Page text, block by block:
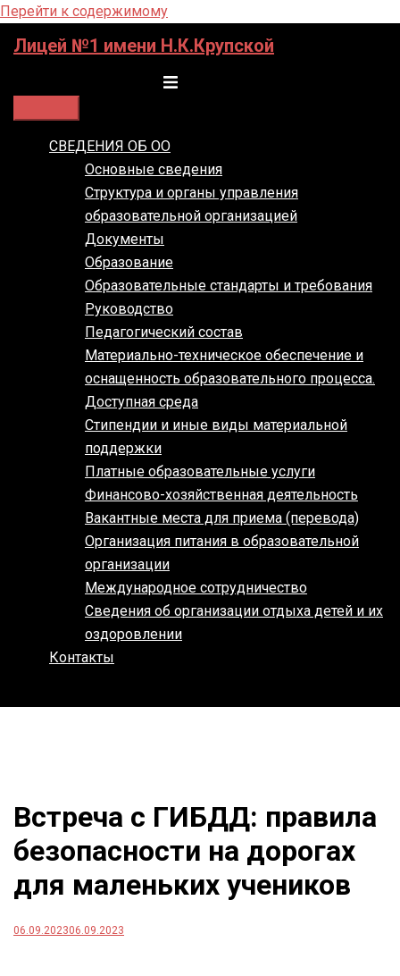
Перейти к содержимому
Лицей №1 имени Н.К.Крупской
СВЕДЕНИЯ ОБ ОО
Основные сведения
Структура и органы управления
образовательной организацией
Документы
Образование
Образовательные стандарты и требования
Руководство
Педагогический состав
Материально-техническое обеспечение и
оснащенность образовательного процесса.
Доступная среда
Стипендии и иные виды материальной
поддержки
Платные образовательные услуги
Финансово-хозяйственная деятельность
Вакантные места для приема (перевода)
Организация питания в образовательной
организации
Международное сотрудничество
Сведения об организации отдыха детей и их
оздоровлении
Контакты
Встреча с ГИБДД: правила
безопасности на дорогах
для маленьких учеников
06.09.202306.09.2023